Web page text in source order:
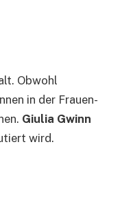
Obwohl
in der Frauen-
Giulia Gwinn
wird.